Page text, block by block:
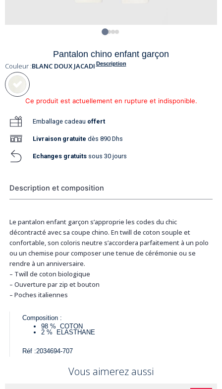
Pantalon chino enfant garçon
Description
Couleur :BLANC DOUX JACADI
Ce produit est actuellement en rupture et indisponible.
Emballage cadeau offert
Livraison gratuite dès 890 Dhs
Echanges gratuits sous 30 jours
Description et composition
Le pantalon enfant garçon s’approprie les codes du chic
décontracté avec sa coupe chino. En twill de coton souple et
confortable, son coloris neutre s’accordera parfaitement à un polo
ou un chemise pour composer une tenue de cérémonie ou se
rendre à un anniversaire.
– Twill de coton biologique
– Ouverture par zip et bouton
– Poches italiennes
Composition :
98 %
COTON
2 %
ELASTHANE
Réf :2034694-707
Vous aimerez aussi